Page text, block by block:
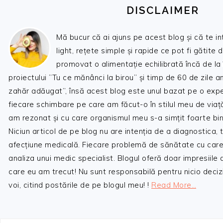
DISCLAIMER
Mă bucur că ai ajuns pe acest blog și că te
light, rețete simple și rapide ce pot fi gătite
promovat o alimentație echilibrată încă de
proiectului ”Tu ce mănânci la birou” și timp de 60 de zile
zahăr adăugat”, însă acest blog este unul bazat pe o
fiecare schimbare pe care am făcut-o în stilul meu de
am rezonat și cu care organismul meu s-a simțit foarte
Niciun articol de pe blog nu are intenția de a diagnostica,
afecțiune medicală. Fiecare problemă de sănătate cu
analiza unui medic specialist. Blogul oferă doar impresiile
care eu am trecut! Nu sunt responsabilă pentru nicio
voi, citind postările de pe blogul meu! ! Read More…